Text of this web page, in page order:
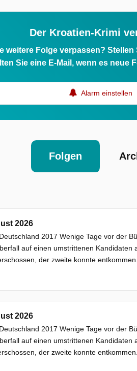
Der Kroatien-Krimi
weitere Folge verpassen?
Sie eine E-Mail, wenn es neue
Alarm einstellen
Folgen
2026
2017 Wenige Tage vor der
auf einen umstrittenen
der zweite konnte
2026
2017 Wenige Tage vor der
auf einen umstrittenen
der zweite konnte